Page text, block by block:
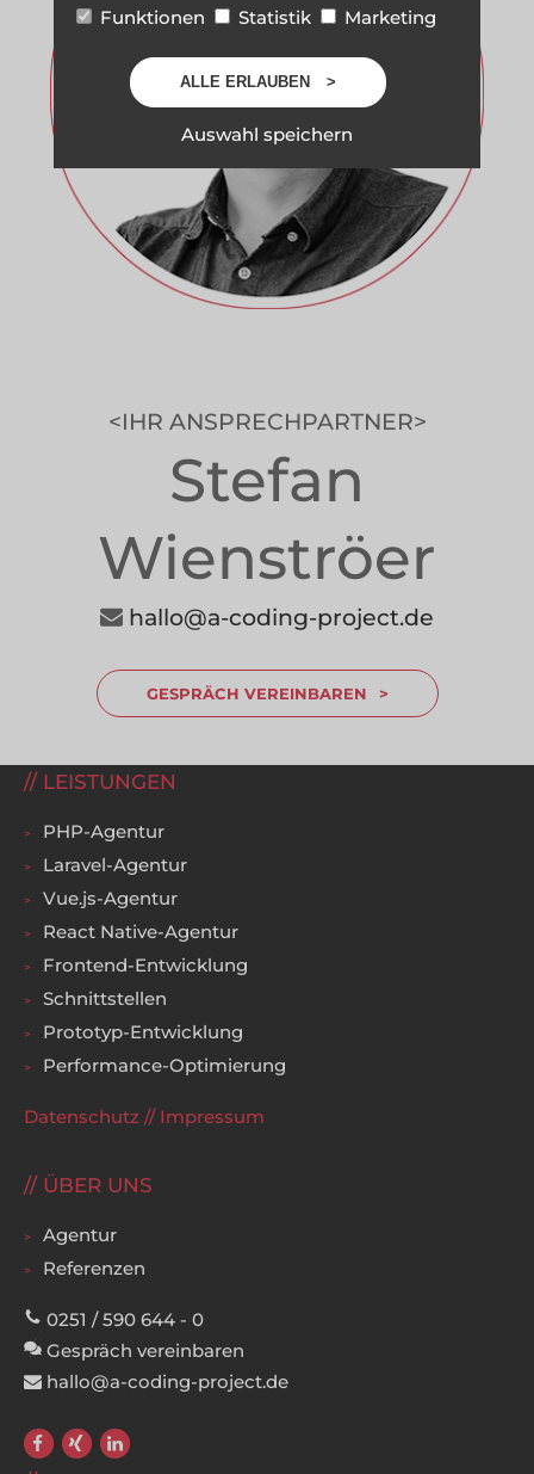
IHR ANSPRECHPARTNER
Stefan
Wienströer
hallo@a-coding-project.de
GESPRÄCH VEREINBAREN
LEISTUNGEN
PHP-Agentur
Laravel-Agentur
Vue.js-Agentur
React Native-Agentur
Frontend-Entwicklung
Schnittstellen
Prototyp-Entwicklung
Performance-Optimierung
Datenschutz // Impressum
ÜBER UNS
Agentur
Referenzen
0251 / 590 644 - 0
Gespräch vereinbaren
hallo@a-coding-project.de
Funktionen Statistik Marketing
ALLE ERLAUBEN
Auswahl speichern